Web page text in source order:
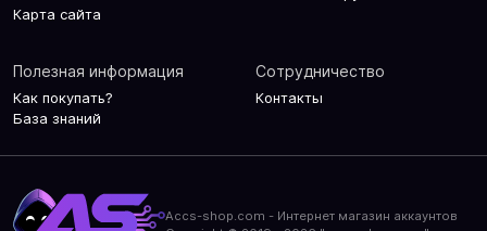
Карта сайта
Полезная информация
Как покупать?
База знаний
Сотрудничество
Контакты
Accs-shop.com - Интернет магазин аккаунтов